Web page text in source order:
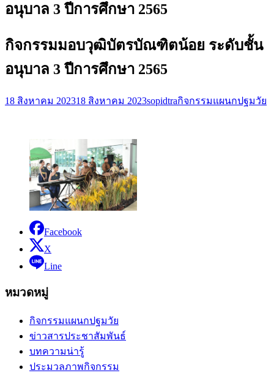
อนุบาล 3 ปีการศึกษา 2565
กิจกรรมมอบวุฒิบัตรบัณฑิตน้อย ระดับชั้น
อนุบาล 3 ปีการศึกษา 2565
18 สิงหาคม 202318 สิงหาคม 2023sopidtraกิจกรรมแผนกปฐมวัย
Facebook
X
Line
หมวดหมู่
กิจกรรมแผนกปฐมวัย
ข่าวสารประชาสัมพันธ์
บทความน่ารู้
ประมวลภาพกิจกรรม